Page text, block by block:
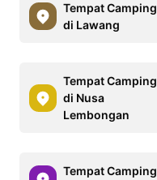
Tempat Camping
di Lawang
Tempat Camping
di Nusa
Lembongan
Tempat Camping